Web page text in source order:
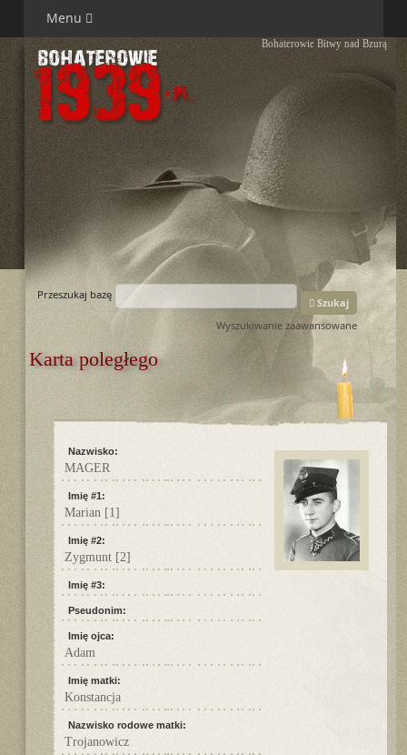
Menu
Bohaterowie Bitwy nad Bzurą
Przeszukaj bazę
Szukaj
Wyszukiwanie zaawansowane
Karta poległego
Nazwisko:
MAGER
Imię #1:
Marian [1]
Imię #2:
Zygmunt [2]
Imię #3:
Pseudonim:
Imię ojca:
Adam
Imię matki:
Konstancja
Nazwisko rodowe matki:
Trojanowicz